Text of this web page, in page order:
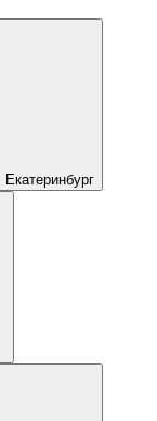
Екатеринбург